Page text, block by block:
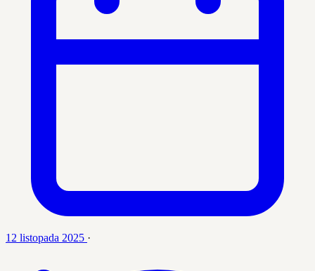
12 listopada 2025 ·